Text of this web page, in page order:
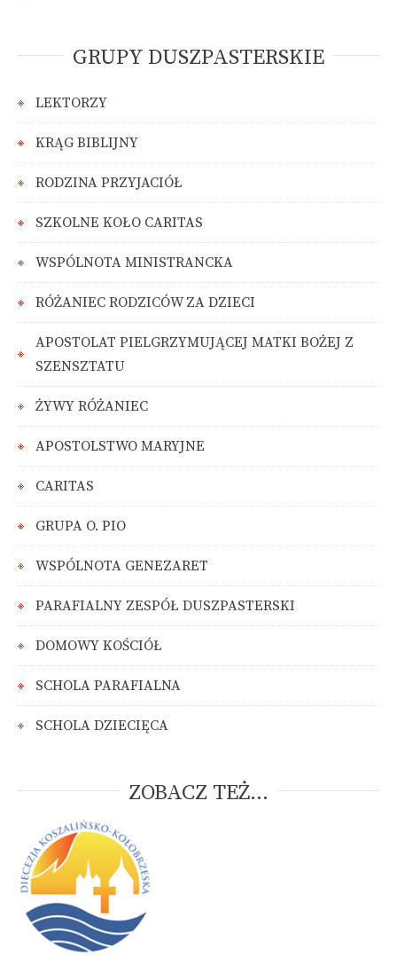
GRUPY DUSZPASTERSKIE
LEKTORZY
KRĄG BIBLIJNY
RODZINA PRZYJACIÓŁ
SZKOLNE KOŁO CARITAS
WSPÓLNOTA MINISTRANCKA
RÓŻANIEC RODZICÓW ZA DZIECI
APOSTOLAT PIELGRZYMUJĄCEJ MATKI BOŻEJ Z
SZENSZTATU
ŻYWY RÓŻANIEC
APOSTOLSTWO MARYJNE
CARITAS
GRUPA O. PIO
WSPÓLNOTA GENEZARET
PARAFIALNY ZESPÓŁ DUSZPASTERSKI
DOMOWY KOŚCIÓŁ
SCHOLA PARAFIALNA
SCHOLA DZIECIĘCA
ZOBACZ TEŻ...